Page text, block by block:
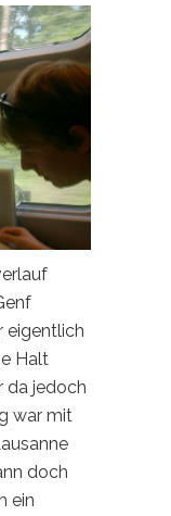
eigentlich
Halt
da jedoch
war mit
doch
ein